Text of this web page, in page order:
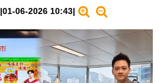
|01-06-2026 10:43|